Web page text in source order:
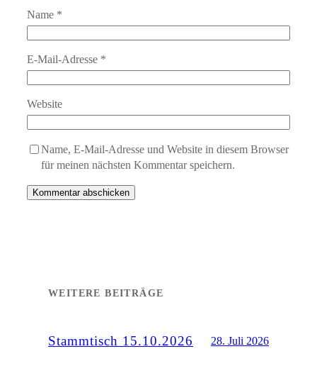
Name *
E-Mail-Adresse *
Website
Name, E-Mail-Adresse und Website in diesem Browser
für meinen nächsten Kommentar speichern.
WEITERE BEITRÄGE
Stammtisch 15.10.2026 28. Juli 2026